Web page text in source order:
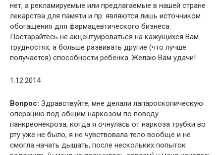
нет, а рекламируемые или предлагаемые в нашей стране
лекарства для памяти и пр. являются лишь источником
обогащения для фармацевтического бизнеса.
Постарайтесь не акцентуироваться на кажущихся Вам
трудностях, а больше развивать другие (что лучше
получается) способности ребёнка. Желаю Вам удачи!
1.12.2014
Вопрос: Здравствуйте, мне делали лапароскопическую
операцию под общим наркозом по поводу
панкреонекроза, когда я очнулась от наркоза трубки во
рту уже не было, я не чувствовала тело вообще и не
смогла начать дышать, после нескольких попыток